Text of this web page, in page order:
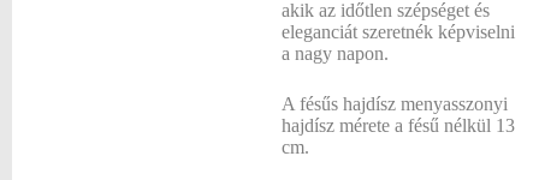
akik az időtlen szépséget és
eleganciát szeretnék képviselni
a nagy napon.
A fésűs hajdísz menyasszonyi
hajdísz mérete a fésű nélkül 13
cm.